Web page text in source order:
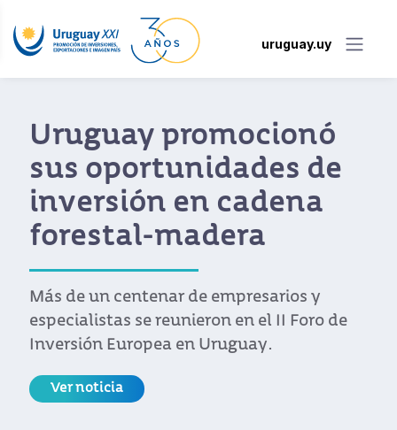
uruguay.uy
Uruguay promocionó
sus oportunidades de
inversión en cadena
forestal-madera
Más de un centenar de empresarios y
especialistas se reunieron en el II Foro de
Inversión Europea en Uruguay.
Ver noticia